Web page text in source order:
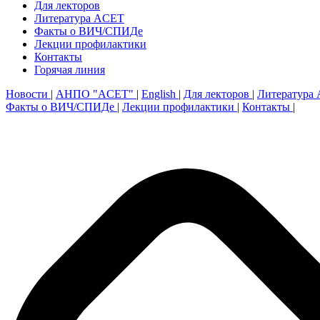
Для лекторов
Литература ACET
Факты о ВИЧ/СПИДе
Лекции профилактики
Контакты
Горячая линия
Новости | АНПО "ACET" | English | Для лекторов | Литература
Факты о ВИЧ/СПИДе | Лекции профилактики | Контакты |